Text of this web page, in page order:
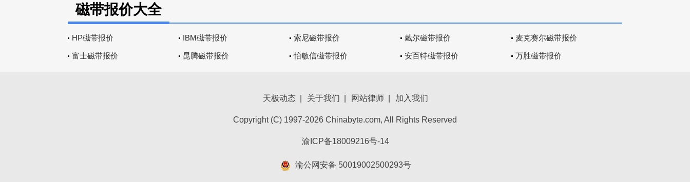
磁带报价大全
HP磁带报价 IBM磁带报价 索尼磁带报价 戴尔磁带报价 麦克赛尔磁带报价
富士磁带报价 昆腾磁带报价 怡敏信磁带报价 安百特磁带报价 万胜磁带报价
天极动态 关于我们 网站律师 加入我们
Copyright (C) 1997-2026 Chinabyte.com, All Rights Reserved
渝ICP备18009216号-14
渝公网安备 50019002500293号